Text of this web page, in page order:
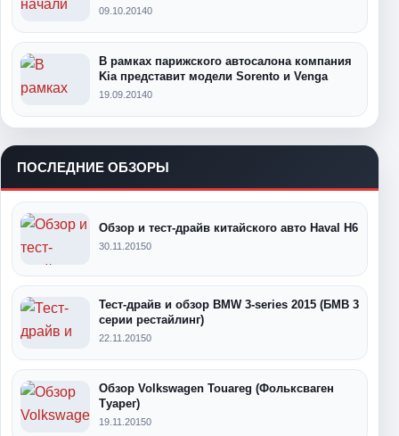
09.10.20140
В рамках парижского автосалона компания
Kia представит модели Sorento и Venga
19.09.20140
ПОСЛЕДНИЕ ОБЗОРЫ
Обзор и тест-драйв китайского авто Haval H6
30.11.20150
Тест-драйв и обзор BMW 3-series 2015 (БМВ 3
серии рестайлинг)
22.11.20150
Обзор Volkswagen Touareg (Фольксваген
Туарег)
19.11.20150